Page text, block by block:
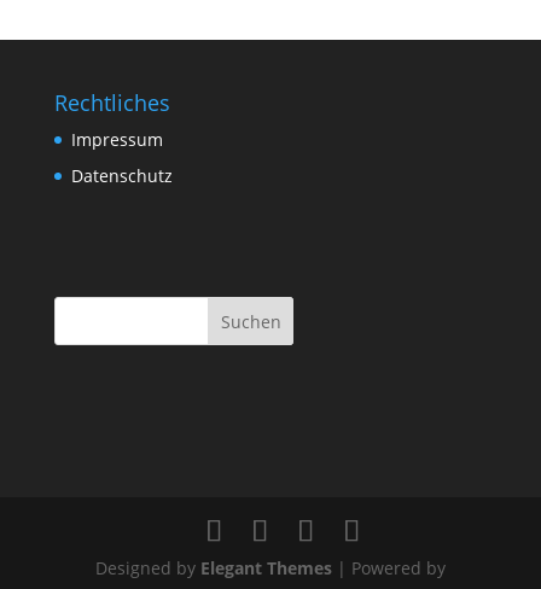
Rechtliches
Impressum
Datenschutz
Designed by Elegant Themes| Powered by